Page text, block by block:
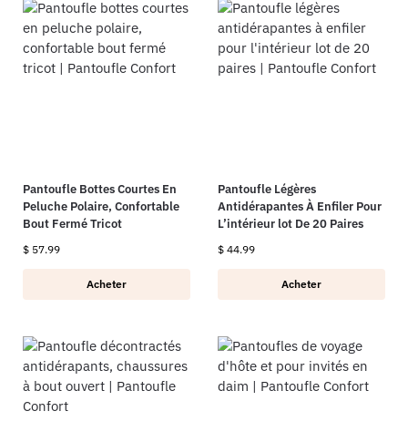
Pantoufle Bottes Courtes En
Peluche Polaire, Confortable
Bout Fermé Tricot
$ 57.99
Acheter
Pantoufle Légères
Antidérapantes À Enfiler Pour
L’intérieur lot De 20 Paires
$ 44.99
Acheter